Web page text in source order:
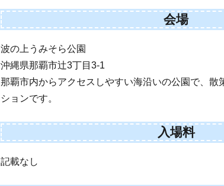
会場
波の上うみそら公園
沖縄県那覇市辻3丁目3-1
那覇市内からアクセスしやすい海沿いの公園で、散
ションです。
入場料
記載なし